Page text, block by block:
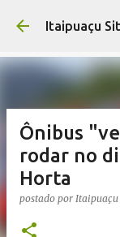
Itaipuaçu
Ônibus
rodar no
Horta
postado por Itaipuaçu